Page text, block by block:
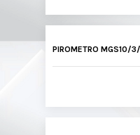
PIROMETRO MGS10/